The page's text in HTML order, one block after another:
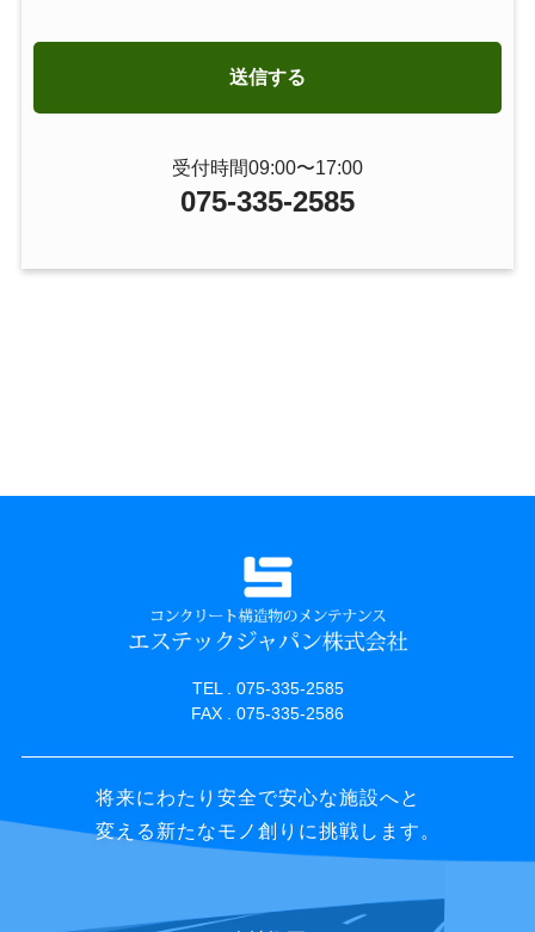
受付時間09:00〜17:00
075-335-2585
TEL . 075-335-2585
FAX . 075-335-2586
将来にわたり安全で安心な施設へと
変える新たなモノ創りに挑戦します。